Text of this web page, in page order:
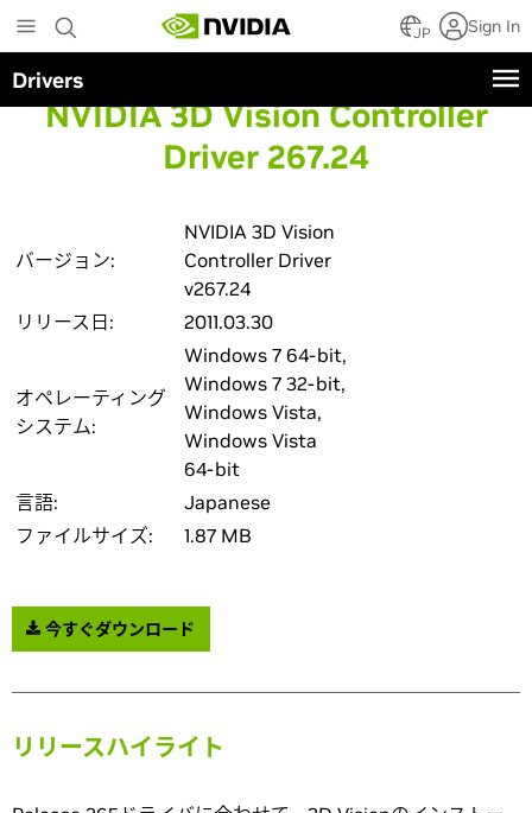
to
main
content
JP Sign In
Drivers
NVIDIA 3D Vision Controller
Driver 267.24
バージョン:
NVIDIA 3D Vision
Controller Driver
v267.24
リリース日:
2011.03.30
オペレーティング
システム:
Windows 7 64-bit,
Windows 7 32-bit,
Windows Vista,
Windows Vista
64-bit
言語:
Japanese
ファイルサイズ:
1.87 MB
今すぐダウンロード
リリースハイライト